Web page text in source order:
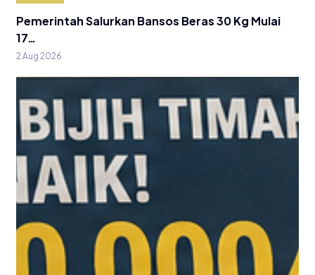
Pemerintah Salurkan Bansos Beras 30 Kg Mulai
17…
2 Aug 2026